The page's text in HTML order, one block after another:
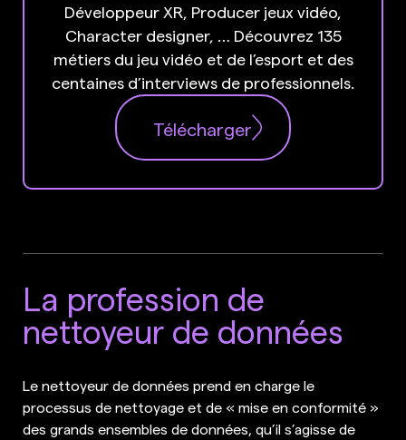
Développeur XR, Producer jeux vidéo,
Character designer, … Découvrez 135
métiers du jeu vidéo et de l’esport et des
centaines d’interviews de professionnels.
Télécharger
La profession de
nettoyeur de données
Le nettoyeur de données prend en charge le
processus de nettoyage et de « mise en conformité »
des grands ensembles de données, qu’il s’agisse de